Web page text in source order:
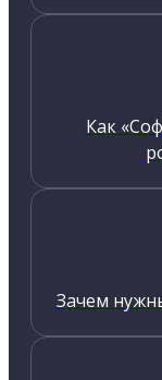
Как
Зачем